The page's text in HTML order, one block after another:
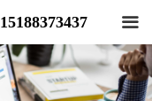
끀
15188373437